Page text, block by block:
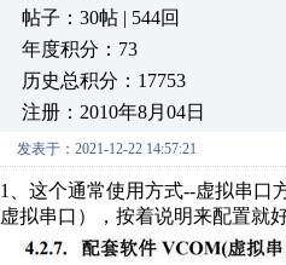
帖子：30帖 | 544回
年度积分：73
历史总积分：17753
注册：2010年8月04日
发表于：2021-12-22 14:57:21
1、这个通常使用方式--虚拟串口
虚拟串口），按着说明来配置就好